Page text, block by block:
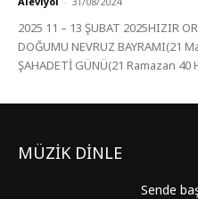
2025 11 – 13 ŞUBAT 2025HIZIR
DOĞUMU NEVRUZ BAYRAMI(21
ŞAHADETİ GÜNÜ(21 Ramazan 40
MÜZİK DİNLE
Sende